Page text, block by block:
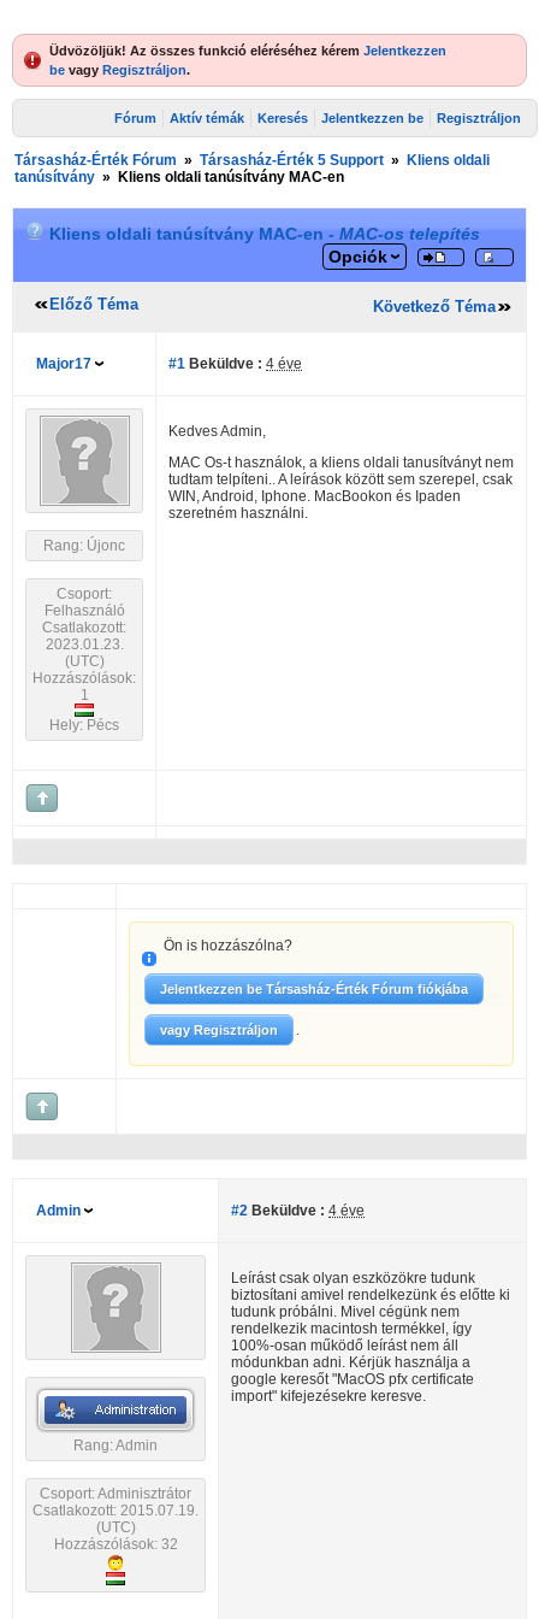
Üdvözöljük! Az összes funkció eléréséhez kérem Jelentkezzen
be vagy Regisztráljon.
Fórum Aktív témák Keresés Jelentkezzen be Regisztráljon
Társasház-Érték Fórum » Társasház-Érték 5 Support »
Kliens oldali
tanúsítvány » Kliens oldali tanúsítvány MAC-en
Kliens oldali tanúsítvány MAC-en -MAC-os telepítés
Opciók
Előző Téma Következő Téma
Major17 #1 Beküldve : 4 éve
Rang: Újonc
Csoport:
Felhasználó
Csatlakozott:
2023.01.23.
(UTC)
Hozzászólások:
1
Hely: Pécs
Kedves Admin,
MAC Os-t használok, a kliens oldali tanusítványt nem
tudtam telpíteni.. A leírások között sem szerepel, csak
WIN, Android, Iphone. MacBookon és Ipaden
szeretném használni.
Ön is hozzászólna?
Jelentkezzen be Társasház-Érték Fórum fiókjába
vagy Regisztráljon .
Admin #2 Beküldve : 4 éve
Rang: Admin
Csoport: Adminisztrátor
Csatlakozott: 2015.07.19.
(UTC)
Hozzászólások: 32
Leírást csak olyan eszközökre tudunk
biztosítani amivel rendelkezünk és előtte ki
tudunk próbálni. Mivel cégünk nem
rendelkezik macintosh termékkel, így
100%-osan működő leírást nem áll
módunkban adni. Kérjük használja a
google keresőt "MacOS pfx certificate
import" kifejezésekre keresve.